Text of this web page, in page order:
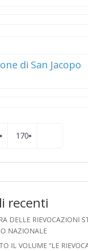
di San Jacopo
170
recenti
DELLE RIEVOCAZIONI
NAZIONALE
IL VOLUME “LE